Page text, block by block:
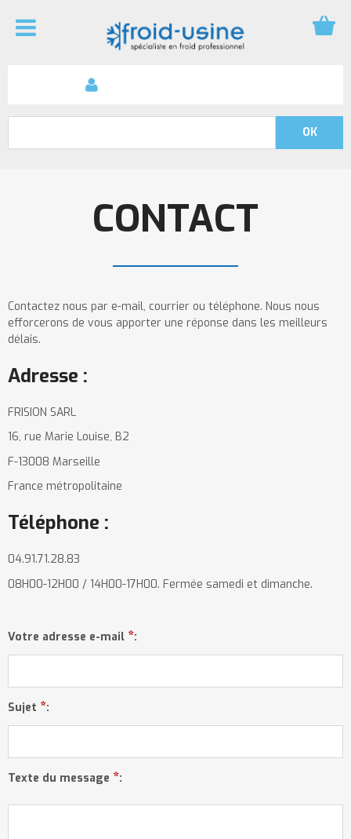
CONTACT
Contactez nous par e-mail, courrier ou téléphone. Nous nous
efforcerons de vous apporter une réponse dans les meilleurs
délais.
Adresse :
FRISION SARL
16, rue Marie Louise, B2
F-13008 Marseille
France métropolitaine
Téléphone :
04.91.71.28.83
08H00-12H00 / 14H00-17H00. Fermée samedi et dimanche.
Votre adresse e-mail *:
Sujet *:
Texte du message *: